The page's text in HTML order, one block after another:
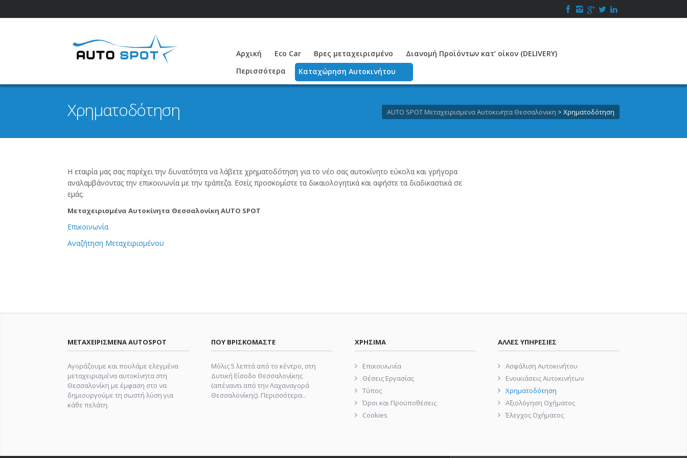
Αρχική Eco Car Βρες μεταχειρισμένο
Διανομή Προϊόντων κατ’ οίκον (DELIVERY)
Περισσότερα
Καταχώρηση Αυτοκινήτου
Χρηματοδότηση AUTO SPOT Μεταχειρισμενα Αυτοκινητα Θεσσαλονικη > Χρηματοδότηση
Η εταιρία μας σας παρέχει την δυνατότητα να λάβετε χρηματοδότηση για το νέο σας αυτοκίνητο εύκολα και γρήγορα
αναλαμβάνοντας την επικοινωνία με την τράπεζα. Εσείς προσκομίστε τα δικαιολογητικά και αφήστε τα διαδικαστικά σε
εμάς.
Μεταχειρισμένα Αυτοκίνητα Θεσσαλονίκη AUTO SPOT
Επικοινωνία
Αναζήτηση Μεταχειρισμένου
ΜΕΤΑΧΕΙΡΙΣΜΕΝΑ AUTOSPOT
Αγοράζουμε και πουλάμε ελεγμένα
μεταχειρισμένα αυτοκίνητα στη
Θεσσαλονίκη με έμφαση στο να
δημιουργούμε τη σωστή λύση για
κάθε πελάτη.
ΠΟΥ ΒΡΙΣΚΟΜΑΣΤΕ
Μόλις 5 λεπτά από το κέντρο, στη
Δυτική Είσοδο Θεσσαλονίκης
(απέναντι από την Λαχαναγορά
Θεσσαλονίκης). Περισσότερα...
ΧΡΗΣΙΜΑ
Επικοινωνία
Θέσεις Εργασίας
Τύπος
Όροι και Προϋποθέσεις
Cookies
ΑΛΛΕΣ ΥΠΗΡΕΣΙΕΣ
Ασφάλιση Αυτοκινήτου
Ενοικιάσεις Αυτοκινήτων
Χρηματοδότηση
Αξιολόγηση Οχήματος
Έλεγχος Οχήματος